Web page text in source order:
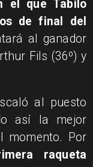
el que Tabilo
de final del
al ganador
Fils (36º) y
al puesto
así la mejor
momento. Por
raqueta